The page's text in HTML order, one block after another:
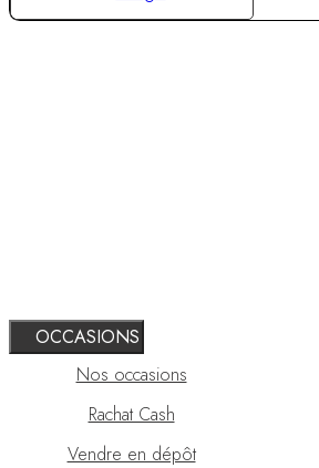
OCCASIONS
Nos occasions
Rachat Cash
Vendre en dépôt